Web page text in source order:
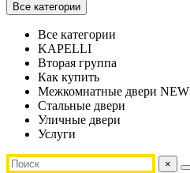
Все категории
Все категории
KAPELLI
Вторая группа
Как купить
Межкомнатные двери NEW
Стальные двери
Уличные двери
Услуги
×